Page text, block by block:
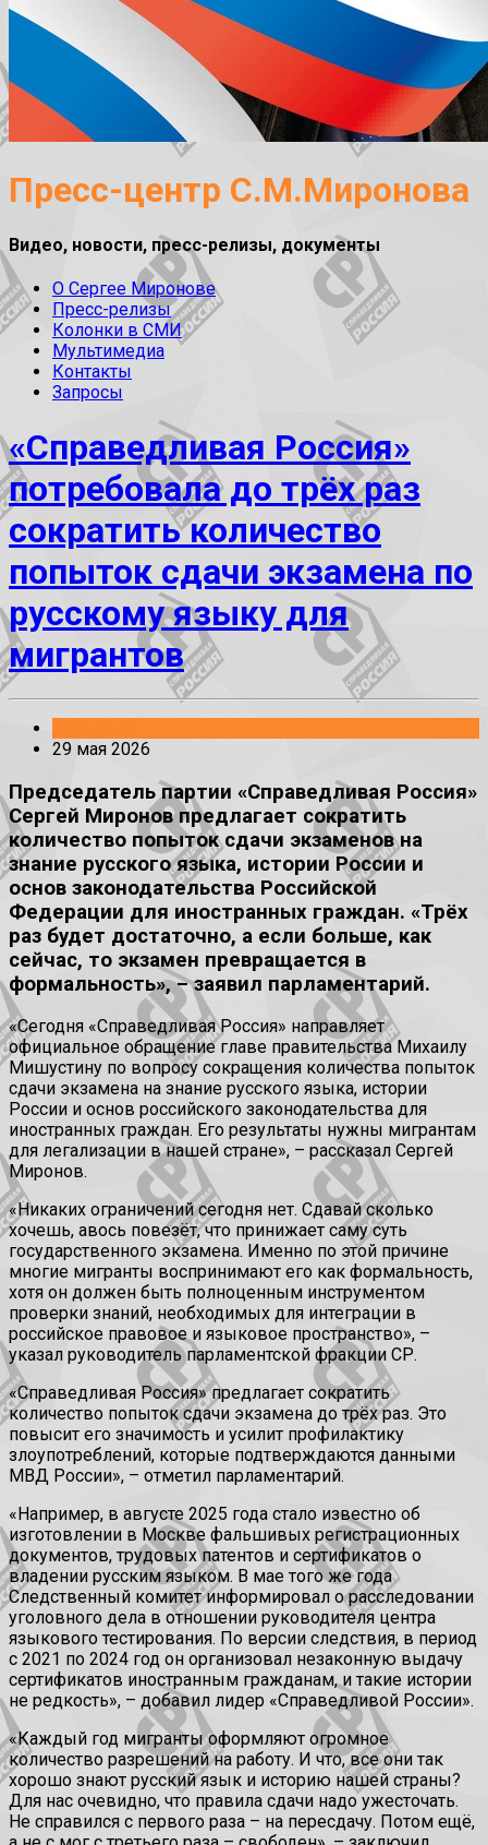
Пресс-центр С.М.Миронова
Видео, новости, пресс-релизы, документы
О Сергее Миронове
Пресс-релизы
Колонки в СМИ
Мультимедиа
Контакты
Запросы
«Справедливая Россия»
потребовала до трёх раз
сократить количество
попыток сдачи экзамена по
русскому языку для
мигрантов
29 мая 2026
Председатель партии «Справедливая Россия»
Сергей Миронов предлагает сократить
количество попыток сдачи экзаменов на
знание русского языка, истории России и
основ законодательства Российской
Федерации для иностранных граждан. «Трёх
раз будет достаточно, а если больше, как
сейчас, то экзамен превращается в
формальность», – заявил парламентарий.
«Сегодня «Справедливая Россия» направляет
официальное обращение главе правительства Михаилу
Мишустину по вопросу сокращения количества попыток
сдачи экзамена на знание русского языка, истории
России и основ российского законодательства для
иностранных граждан. Его результаты нужны мигрантам
для легализации в нашей стране», – рассказал Сергей
Миронов.
«Никаких ограничений сегодня нет. Сдавай сколько
хочешь, авось повезёт, что принижает саму суть
государственного экзамена. Именно по этой причине
многие мигранты воспринимают его как формальность,
хотя он должен быть полноценным инструментом
проверки знаний, необходимых для интеграции в
российское правовое и языковое пространство», –
указал руководитель парламентской фракции СР.
«Справедливая Россия» предлагает сократить
количество попыток сдачи экзамена до трёх раз. Это
повысит его значимость и усилит профилактику
злоупотреблений, которые подтверждаются данными
МВД России», – отметил парламентарий.
«Например, в августе 2025 года стало известно об
изготовлении в Москве фальшивых регистрационных
документов, трудовых патентов и сертификатов о
владении русским языком. В мае того же года
Следственный комитет информировал о расследовании
уголовного дела в отношении руководителя центра
языкового тестирования. По версии следствия, в период
с 2021 по 2024 год он организовал незаконную выдачу
сертификатов иностранным гражданам, и такие истории
не редкость», – добавил лидер «Справедливой России».
«Каждый год мигранты оформляют огромное
количество разрешений на работу. И что, все они так
хорошо знают русский язык и историю нашей страны?
Для нас очевидно, что правила сдачи надо ужесточать.
Не справился с первого раза – на пересдачу. Потом ещё,